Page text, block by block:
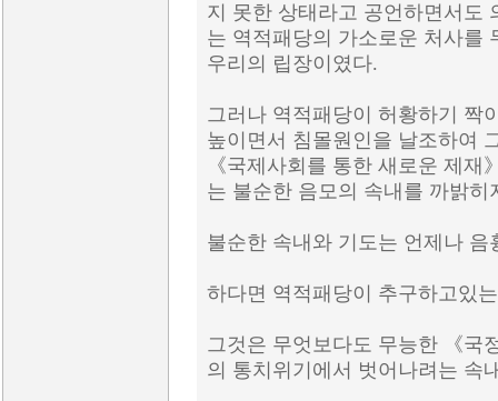
지 못한 상태라고 공언하면서도
는 역적패당의 가소로운 처사를
우리의 립장이였다.
그러나 역적패당이 허황하기 짝
높이면서 침몰원인을 날조하여
《국제사회를 통한 새로운 제
는 불순한 음모의 속내를 까밝히
불순한 속내와 기도는 언제나
하다면 역적패당이 추구하고있
그것은 무엇보다도 무능한 《국
의 통치위기에서 벗어나려는 속